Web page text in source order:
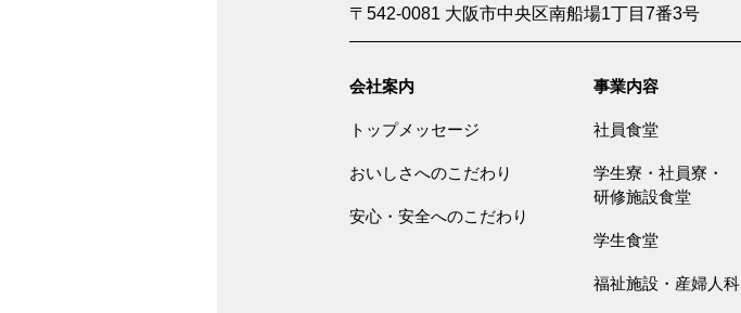
〒542-0081 大阪市中央区南船場1丁目7番3号
会社案内
トップメッセージ
おいしさへのこだわり
安心・安全へのこだわり
事業内容
社員食堂
学生寮・社員寮・
研修施設食堂
学生食堂
福祉施設・産婦人科